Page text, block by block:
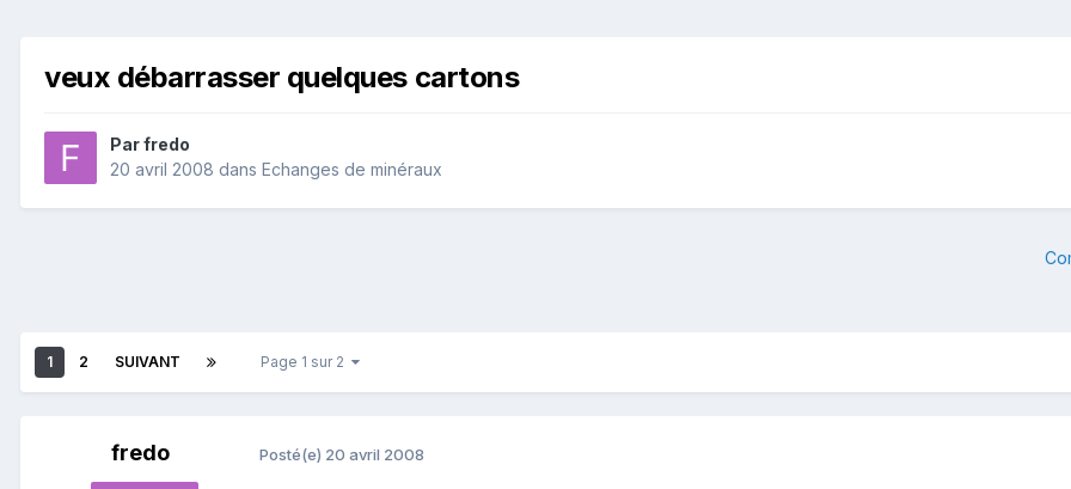
veux débarrasser quelques cartons
Parfredo
20 avril 2008 dans Echanges de minéraux
1 2 SUIVANT Page 1 sur 2
fredo Posté(e) 20 avril 2008